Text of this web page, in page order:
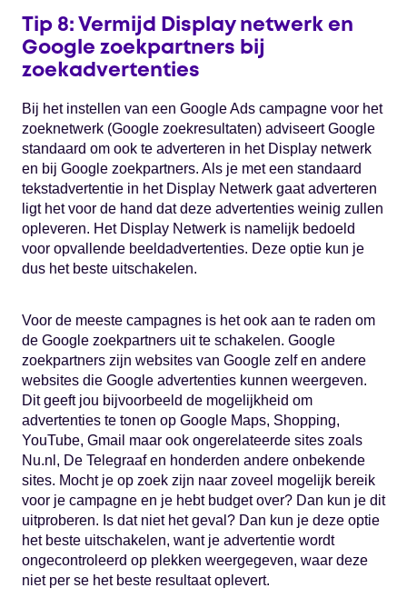
Tip 8: Vermijd Display netwerk en
Google zoekpartners bij
zoekadvertenties
Bij het instellen van een Google Ads campagne voor het
zoeknetwerk (Google zoekresultaten) adviseert Google
standaard om ook te adverteren in het Display netwerk
en bij Google zoekpartners. Als je met een standaard
tekstadvertentie in het Display Netwerk gaat adverteren
ligt het voor de hand dat deze advertenties weinig zullen
opleveren. Het Display Netwerk is namelijk bedoeld
voor opvallende beeldadvertenties. Deze optie kun je
dus het beste uitschakelen.
Voor de meeste campagnes is het ook aan te raden om
de Google zoekpartners uit te schakelen. Google
zoekpartners zijn websites van Google zelf en andere
websites die Google advertenties kunnen weergeven.
Dit geeft jou bijvoorbeeld de mogelijkheid om
advertenties te tonen op Google Maps, Shopping,
YouTube, Gmail maar ook ongerelateerde sites zoals
Nu.nl, De Telegraaf en honderden andere onbekende
sites. Mocht je op zoek zijn naar zoveel mogelijk bereik
voor je campagne en je hebt budget over? Dan kun je dit
uitproberen. Is dat niet het geval? Dan kun je deze optie
het beste uitschakelen, want je advertentie wordt
ongecontroleerd op plekken weergegeven, waar deze
niet per se het beste resultaat oplevert.